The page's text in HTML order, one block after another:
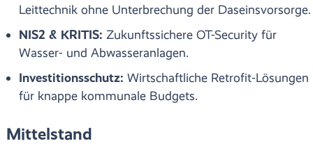
Leittechnik ohne Unterbrechung der Daseinsvorsorge.
NIS2 & KRITIS: Zukunftssichere OT-Security für
Wasser- und Abwasseranlagen.
Investitionsschutz: Wirtschaftliche Retrofit-Lösungen
für knappe kommunale Budgets.
Mittelstand